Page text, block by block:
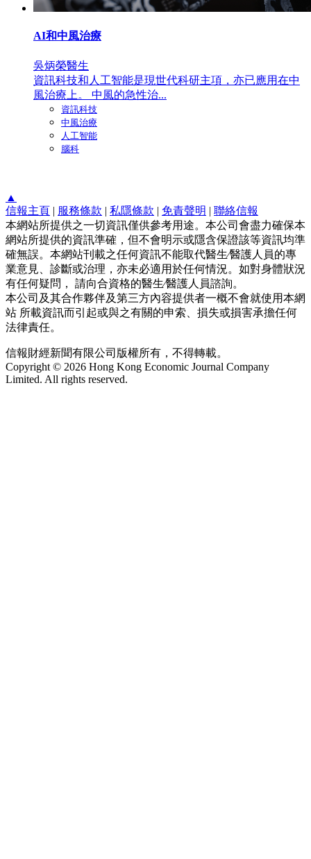
AI和中風治療
吳炳榮醫生
資訊科技和人工智能是現世代科研主項，亦已應用在中
風治療上。 中風的急性治...
資訊科技
中風治療
人工智能
腦科
▲
信報主頁 | 服務條款 | 私隱條款 | 免責聲明 | 聯絡信報
本網站所提供之一切資訊僅供參考用途。本公司會盡力確保本
網站所提供的資訊準確，但不會明示或隱含保證該等資訊均準
確無誤。本網站刊載之任何資訊不能取代醫生∕醫護人員的專
業意見、診斷或治理，亦未必適用於任何情況。如對身體狀況
有任何疑問， 請向合資格的醫生∕醫護人員諮詢。
本公司及其合作夥伴及第三方內容提供者一概不會就使用本網
站 所載資訊而引起或與之有關的申索、損失或損害承擔任何
法律責任。
信報財經新聞有限公司版權所有，不得轉載。
Copyright © 2026 Hong Kong Economic Journal Company
Limited. All rights reserved.